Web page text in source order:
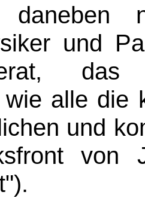
und
das
wie alle die
und
von
.